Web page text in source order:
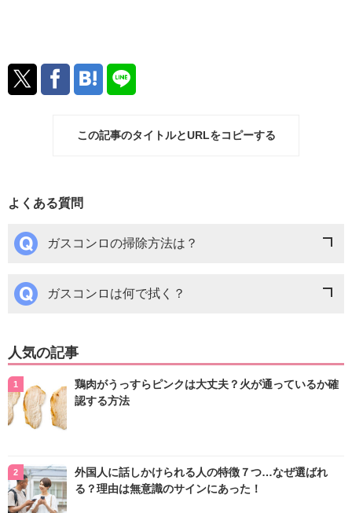
この記事のタイトルとURLをコピーする
よくある質問
ガスコンロの掃除方法は？
ガスコンロは何で拭く？
人気の記事
鶏肉がうっすらピンクは大丈夫？火が通っているか確
認する方法
外国人に話しかけられる人の特徴７つ…なぜ選ばれ
る？理由は無意識のサインにあった！